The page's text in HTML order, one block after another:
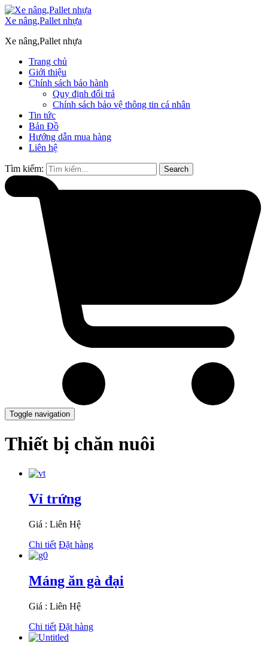
Xe nâng,Pallet nhựa
Xe nâng,Pallet nhựa
Trang chủ
Giới thiệu
Chính sách bảo hành
Quy định đổi trả
Chính sách bảo vệ thông tin cá nhân
Tin tức
Bản Đồ
Hướng dẫn mua hàng
Liên hệ
Tìm kiếm: Search
Toggle navigation
Thiết bị chăn nuôi
Vỉ trứng
Giá : Liên Hệ
Chi tiết Đặt hàng
Máng ăn gà đại
Giá : Liên Hệ
Chi tiết Đặt hàng